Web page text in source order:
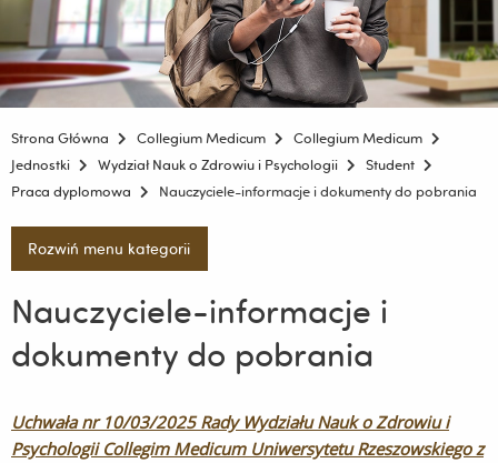
Strona Główna Collegium Medicum
Collegium Medicum
Jednostki
Wydział Nauk o Zdrowiu i Psychologii
Student
Praca dyplomowa
Nauczyciele-informacje i dokumenty do pobrania
Rozwiń menu kategorii
Nauczyciele-informacje i
dokumenty do pobrania
Uchwała nr 10/03/2025Rady Wydziału Nauk o Zdrowiu i
Psychologii Collegim Medicum Uniwersytetu Rzeszowskiegoz